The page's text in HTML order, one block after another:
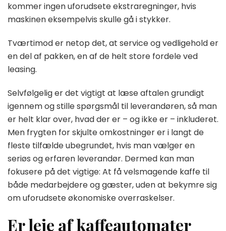
kommer ingen uforudsete ekstraregninger, hvis
maskinen eksempelvis skulle gå i stykker.
Tværtimod er netop det, at service og vedligehold er
en del af pakken, en af de helt store fordele ved
leasing.
Selvfølgelig er det vigtigt at læse aftalen grundigt
igennem og stille spørgsmål til leverandøren, så man
er helt klar over, hvad der er – og ikke er – inkluderet.
Men frygten for skjulte omkostninger er i langt de
fleste tilfælde ubegrundet, hvis man vælger en
seriøs og erfaren leverandør. Dermed kan man
fokusere på det vigtige: At få velsmagende kaffe til
både medarbejdere og gæster, uden at bekymre sig
om uforudsete økonomiske overraskelser.
Er leje af kaffeautomater